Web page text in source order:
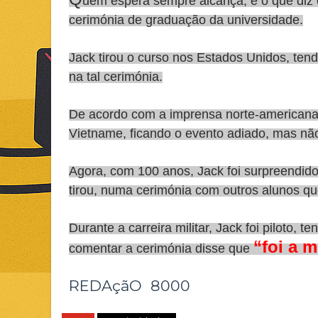
cerimónia de graduação da universidade.
Jack tirou o curso nos Estados Unidos,
na tal cerimónia.
De acordo com a imprensa norte-
Vietname, ficando o evento adiado, mas
Agora, com 100 anos, Jack foi
tirou, numa cerimónia com outros alunos
Durante a carreira militar, Jack foi piloto,
comentar a cerimónia disse que “foi a
REDAçãO 8000